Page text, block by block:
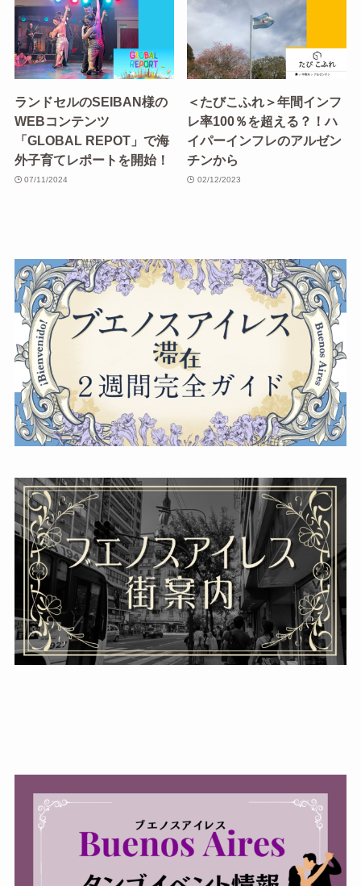
ランドセルのSEIBAN様の
WEBコンテンツ
「GLOBAL REPOT」で海
外子育てレポートを開始！
07/11/2024
＜たびこふれ＞年間インフ
レ率100％を超える？！ハ
イパーインフレのアルゼン
チンから
02/12/2023